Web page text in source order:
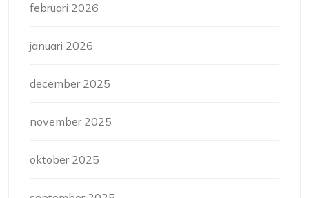
februari 2026
januari 2026
december 2025
november 2025
oktober 2025